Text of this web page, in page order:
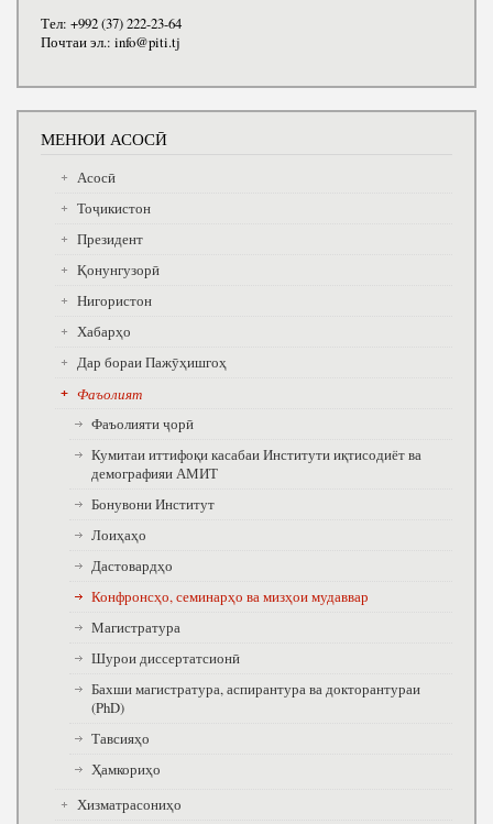
Тел: +992 (37) 222-23-64
Почтаи эл.: info@piti.tj
МЕНЮИ АСОСӢ
Асосӣ
Тоҷикистон
Президент
Қонунгузорӣ
Нигористон
Хабарҳо
Дар бораи Пажӯҳишгоҳ
Фаъолият
Фаъолияти ҷорӣ
Кумитаи иттифоқи касабаи Институти иқтисодиёт ва
демографияи АМИТ
Бонувони Институт
Лоиҳаҳо
Дастовардҳо
Конфронсҳо, семинарҳо ва мизҳои мудаввар
Магистратура
Шурои диссертатсионӣ
Бахши магистратура, аспирантура ва докторантураи
(PhD)
Тавсияҳо
Ҳамкориҳо
Хизматрасониҳо